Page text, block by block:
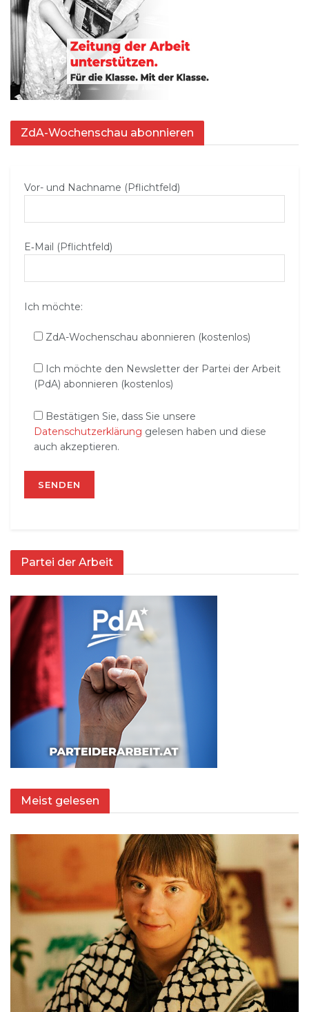
ZdA-Wochenschau abonnieren
Vor- und Nachname (Pflichtfeld)
E‑Mail (Pflichtfeld)
Ich möchte:
ZdA-Wochenschau abonnieren (kostenlos)
Ich möchte den Newsletter der Partei der Arbeit
(PdA) abonnieren (kostenlos)
Bestätigen Sie, dass Sie unsere
Datenschutzerklärung gelesen haben und diese
auch akzeptieren.
Partei der Arbeit
Meist gelesen